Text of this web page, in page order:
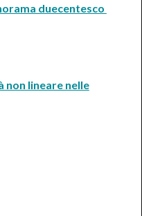
duecentesco
non lineare nelle